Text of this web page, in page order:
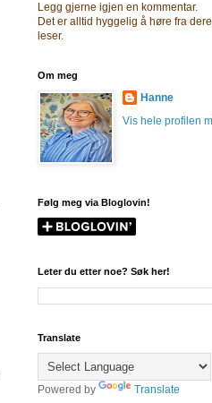
Legg gjerne igjen en kommentar.
Det er alltid hyggelig å høre fra
leser.
Om meg
Hanne
Vis hele profilen
Følg meg via Bloglovin!
Leter du etter noe? Søk her!
Translate
Powered by Translate